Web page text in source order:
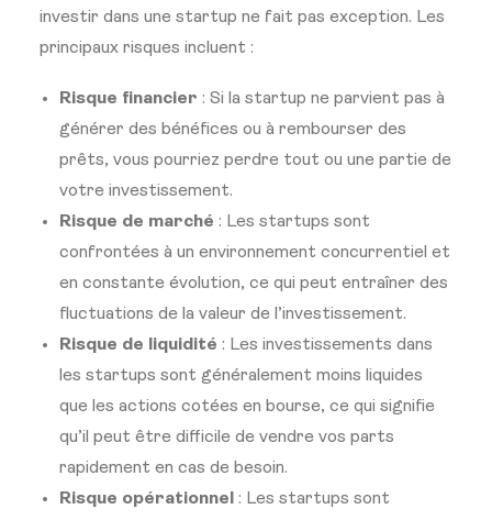
investir dans une startup ne fait pas exception. Les
principaux risques incluent :
Risque financier : Si la startup ne parvient pas à
générer des bénéfices ou à rembourser des
prêts, vous pourriez perdre tout ou une partie de
votre investissement.
Risque de marché : Les startups sont
confrontées à un environnement concurrentiel et
en constante évolution, ce qui peut entraîner des
fluctuations de la valeur de l’investissement.
Risque de liquidité : Les investissements dans
les startups sont généralement moins liquides
que les actions cotées en bourse, ce qui signifie
qu’il peut être difficile de vendre vos parts
rapidement en cas de besoin.
Risque opérationnel
: Les startups sont